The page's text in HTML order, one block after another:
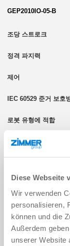
Diese Webseite
Wir verwenden
personalisieren,
können und die
Außerdem
unserer Website
GEP2010IO-05-B
GEP2010IO-45-B